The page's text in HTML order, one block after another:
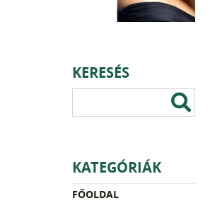
KERESÉS
KATEGÓRIÁK
FŐOLDAL